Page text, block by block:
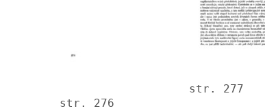
str. 276
str. 277